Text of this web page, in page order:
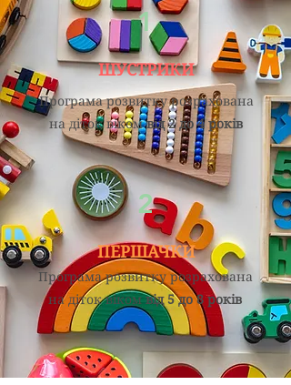
1
ШУСТРИКИ
Програма розвитку розрахована
на діток вікомвід 2 до 4 років
2
ПЕРШАЧКИ
Програма розвитку розрахована
на діток вікомвід 5 до 8 років